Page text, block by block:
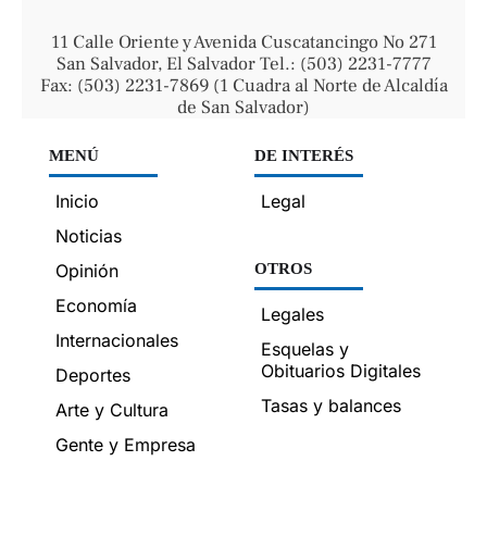
11 Calle Oriente y Avenida Cuscatancingo No 271
San Salvador, El Salvador Tel.: (503) 2231-7777
Fax: (503) 2231-7869 (1 Cuadra al Norte de Alcaldía
de San Salvador)
MENÚ
Inicio
Noticias
Opinión
Economía
Internacionales
Deportes
Arte y Cultura
Gente y Empresa
DE INTERÉS
Legal
OTROS
Legales
Esquelas y
Obituarios Digitales
Tasas y balances